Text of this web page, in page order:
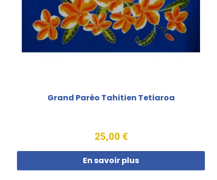
Grand Paréo Tahitien Tetiaroa
25,00 €
En savoir plus